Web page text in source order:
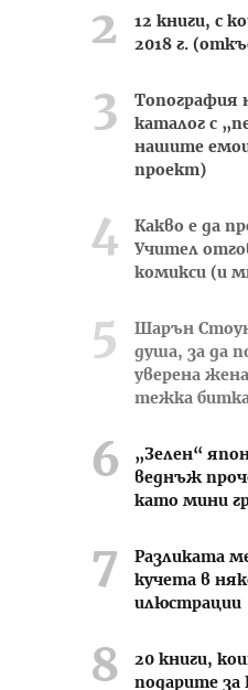
12 книги, с
2018 г.
Топография
каталог с
нашите
проект)
Какво е да
Учител
комикси (и
Шарън
душа, за да
уверена
тежка битка
„Зелен“
веднъж
като мини
Разликата
кучета в
илюстрации
20 книги,
подарите за